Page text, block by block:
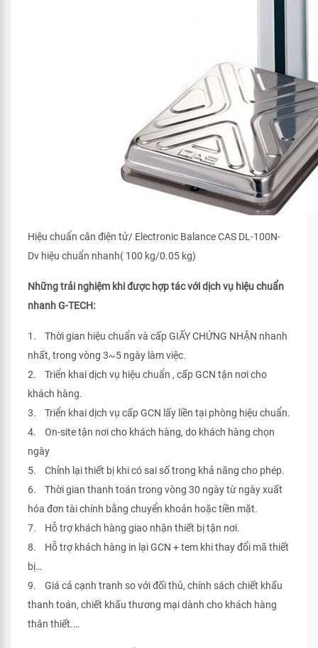
Hiệu chuẩn cân điện tử/ Electronic Balance CAS DL-100N-
Dv hiệu chuẩn nhanh( 100 kg/0.05 kg)
Những trải nghiệm khi được hợp tác với dịch vụ hiệu chuẩn
nhanh G-TECH:
1. Thời gian hiệu chuẩn và cấp GIẤY CHỨNG NHẬN nhanh
nhất, trong vòng 3~5 ngày làm việc.
2. Triển khai dịch vụ hiệu chuẩn , cấp GCN tận nơi cho
khách hàng.
3. Triển khai dịch vụ cấp GCN lấy liền tại phòng hiệu chuẩn.
4. On-site tận nơi cho khách hàng, do khách hàng chọn
ngày
5. Chỉnh lại thiết bị khi có sai số trong khả năng cho phép.
6. Thời gian thanh toán trong vòng 30 ngày từ ngày xuất
hóa đơn tài chính bằng chuyển khoản hoặc tiền mặt.
7. Hỗ trợ khách hàng giao nhận thiết bị tận nơi.
8. Hỗ trợ khách hàng in lại GCN + tem khi thay đổi mã thiết
bị…
9. Giá cả cạnh tranh so với đối thủ, chính sách chiết khấu
thanh toán, chiết khấu thương mại dành cho khách hàng
thân thiết.…